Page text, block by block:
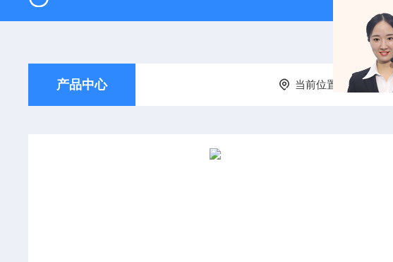
产品中心 当前位置： 首页